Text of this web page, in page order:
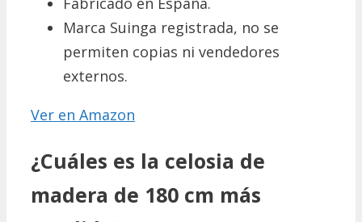
Marca Suinga registrada, no se
permiten copias ni vendedores
externos.
Ver en Amazon
¿Cuáles es la celosia de
madera de 180 cm más